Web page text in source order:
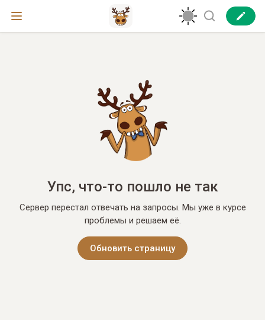
Упс, что-то пошло не так
Сервер перестал отвечать на запросы. Мы уже в курсе
проблемы и решаем её.
Обновить страницу